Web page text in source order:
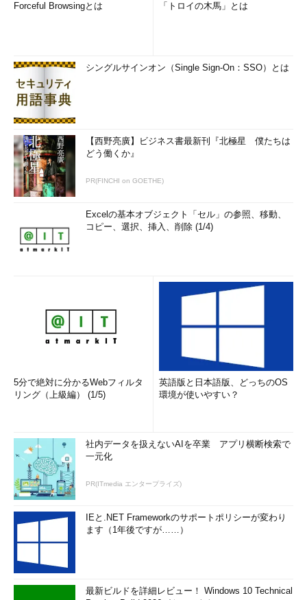
Forceful Browsingとは 「トロイの木馬」とは
シングルサインオン（Single Sign-On：SSO）とは
【西野亮廣】ビジネス書最新刊『北極星 僕たちは
どう働くか』
PR(FINCHI on GOETHE)
Excelの基本オブジェクト「セル」の参照、移動、
コピー、選択、挿入、削除 (1/4)
5分で絶対に分かるWebフィルタ
リング（上級編） (1/5)
英語版と日本語版、どっちのOS
環境が使いやすい？
社内データを扱えないAIを卒業 アプリ横断検索で
一元化
PR(ITmedia エンタープライズ)
IEと.NET Frameworkのサポートポリシーが変わり
ます（1年後ですが……）
最新ビルドを詳細レビュー！ Windows 10 Technical